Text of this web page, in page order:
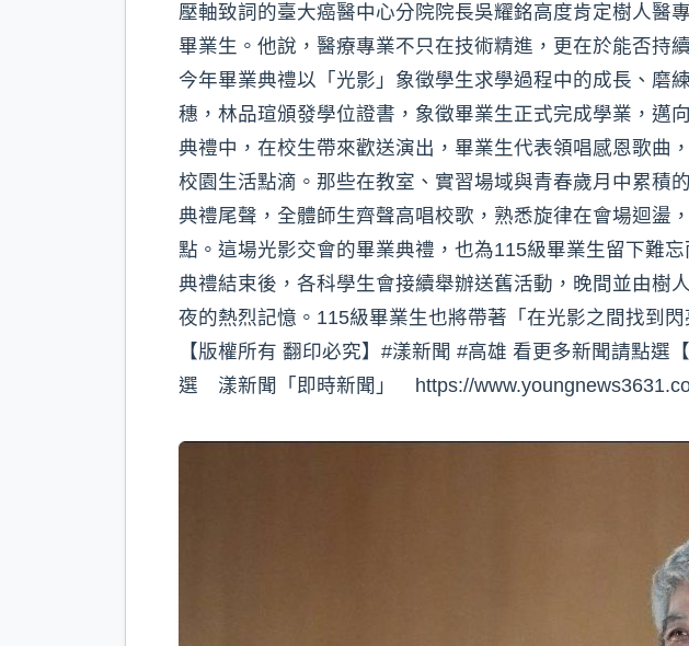
壓軸致詞的臺大癌醫中心分院院長吳耀銘高度肯定樹人醫
畢業生。他說，醫療專業不只在技術精進，更在於能否持
今年畢業典禮以「光影」象徵學生求學過程中的成長、磨
穗，林品瑄頒發學位證書，象徵畢業生正式完成學業，邁
典禮中，在校生帶來歡送演出，畢業生代表領唱感恩歌曲
校園生活點滴。那些在教室、實習場域與青春歲月中累積
典禮尾聲，全體師生齊聲高唱校歌，熟悉旋律在會場迴盪
點。這場光影交會的畢業典禮，也為115級畢業生留下難忘
典禮結束後，各科學生會接續舉辦送舊活動，晚間並由樹
夜的熱烈記憶。115級畢業生也將帶著「在光影之間找到
【版權所有 翻印必究】#漾新聞 #高雄 看更多新聞請點
選 漾新聞「即時新聞」 https://